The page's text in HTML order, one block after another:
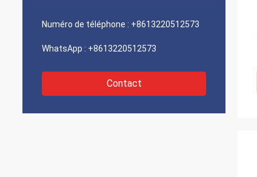
Numéro de téléphone : +8613220512573
WhatsApp : +8613220512573
Contact